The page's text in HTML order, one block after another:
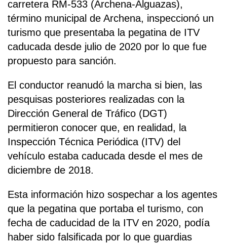
carretera RM-533 (Archena-Alguazas),
término municipal de Archena, inspeccionó un
turismo que presentaba la pegatina de ITV
caducada desde julio de 2020 por lo que fue
propuesto para sanción.
El conductor reanudó la marcha si bien, las
pesquisas posteriores realizadas con la
Dirección General de Tráfico (DGT)
permitieron conocer que, en realidad, la
Inspección Técnica Periódica (ITV) del
vehículo estaba caducada desde el mes de
diciembre de 2018.
Esta información hizo sospechar a los agentes
que la pegatina que portaba el turismo, con
fecha de caducidad de la ITV en 2020, podía
haber sido falsificada por lo que guardias